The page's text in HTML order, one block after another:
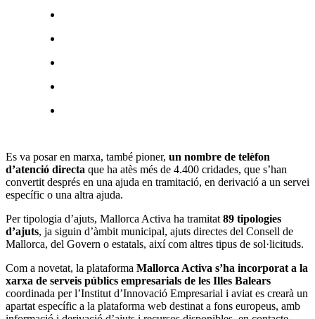
Es va posar en marxa, també pioner, un nombre de telèfon
d’atenció directa que ha atès més de 4.400 cridades, que s’han
convertit després en una ajuda en tramitació, en derivació a un servei
específic o una altra ajuda.
Per tipologia d’ajuts, Mallorca Activa ha tramitat 89 tipologies
d’ajuts, ja siguin d’àmbit municipal, ajuts directes del Consell de
Mallorca, del Govern o estatals, així com altres tipus de sol·licituds.
Com a novetat, la plataforma Mallorca Activa s’ha incorporat a la
xarxa de serveis públics empresarials de les Illes Balears
coordinada per l’Institut d’Innovació Empresarial i aviat es crearà un
apartat específic a la plataforma web destinat a fons europeus, amb